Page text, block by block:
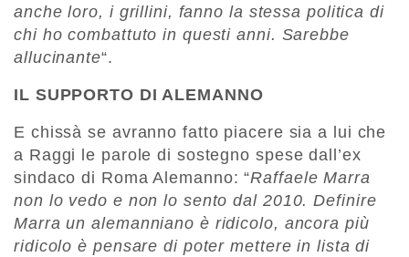
anche loro, i grillini, fanno la stessa politica di
chi ho combattuto in questi anni. Sarebbe
allucinante“.
IL SUPPORTO DI ALEMANNO
E chissà se avranno fatto piacere sia a lui che
a Raggi le parole di sostegno spese dall’ex
sindaco di Roma Alemanno: “Raffaele Marra
non lo vedo e non lo sento dal 2010. Definire
Marra un alemanniano è ridicolo, ancora più
ridicolo è pensare di poter mettere in lista di